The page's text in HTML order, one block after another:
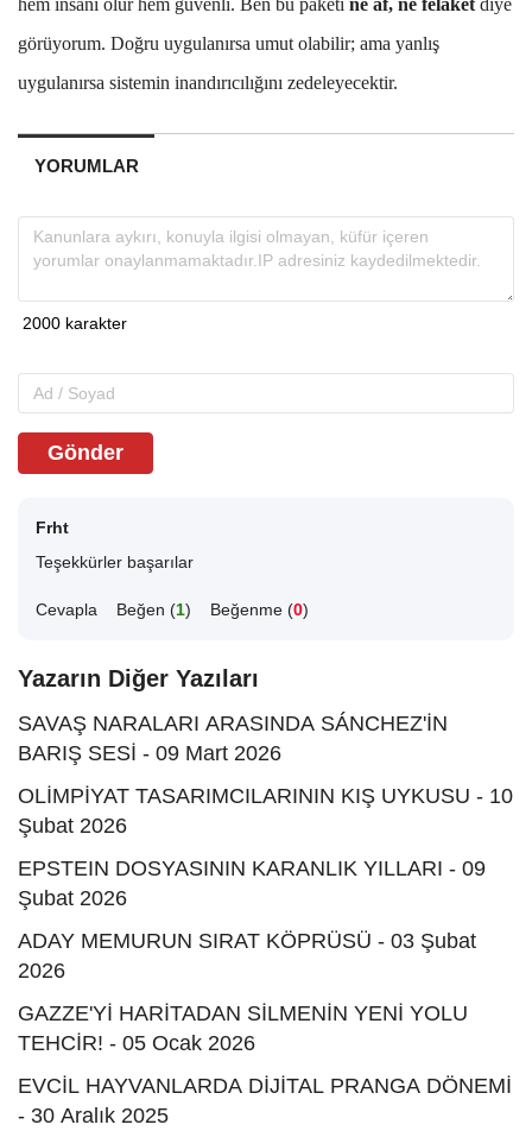
hem insani olur hem güvenli. Ben bu paketi ne af, ne felaket diye
görüyorum. Doğru uygulanırsa umut olabilir; ama yanlış
uygulanırsa sistemin inandırıcılığını zedeleyecektir.
YORUMLAR
Gönder
Frht
Teşekkürler başarılar
Cevapla Beğen (1) Beğenme (0)
Yazarın Diğer Yazıları
SAVAŞ NARALARI ARASINDA SÁNCHEZ'İN
BARIŞ SESİ - 09 Mart 2026
OLİMPİYAT TASARIMCILARININ KIŞ UYKUSU - 10
Şubat 2026
EPSTEIN DOSYASININ KARANLIK YILLARI - 09
Şubat 2026
ADAY MEMURUN SIRAT KÖPRÜSÜ - 03 Şubat
2026
GAZZE'Yİ HARİTADAN SİLMENİN YENİ YOLU
TEHCİR! - 05 Ocak 2026
EVCİL HAYVANLARDA DİJİTAL PRANGA DÖNEMİ
- 30 Aralık 2025